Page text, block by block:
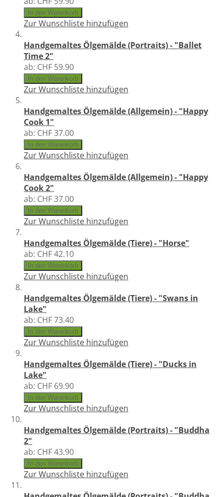
In den Warenkorb
Zur Wunschliste hinzufügen
Handgemaltes Ölgemälde (Portraits) - "Ballet
Time 2"
ab: CHF 59.90
In den Warenkorb
Zur Wunschliste hinzufügen
Handgemaltes Ölgemälde (Allgemein) - "Happy
Cook 1"
ab: CHF 37.00
In den Warenkorb
Zur Wunschliste hinzufügen
Handgemaltes Ölgemälde (Allgemein) - "Happy
Cook 2"
ab: CHF 37.00
In den Warenkorb
Zur Wunschliste hinzufügen
Handgemaltes Ölgemälde (Tiere) - "Horse"
ab: CHF 42.10
In den Warenkorb
Zur Wunschliste hinzufügen
Handgemaltes Ölgemälde (Tiere) - "Swans in
Lake"
ab: CHF 73.40
In den Warenkorb
Zur Wunschliste hinzufügen
Handgemaltes Ölgemälde (Tiere) - "Ducks in
Lake"
ab: CHF 69.90
In den Warenkorb
Zur Wunschliste hinzufügen
Handgemaltes Ölgemälde (Portraits) - "Buddha
2"
ab: CHF 43.90
In den Warenkorb
Zur Wunschliste hinzufügen